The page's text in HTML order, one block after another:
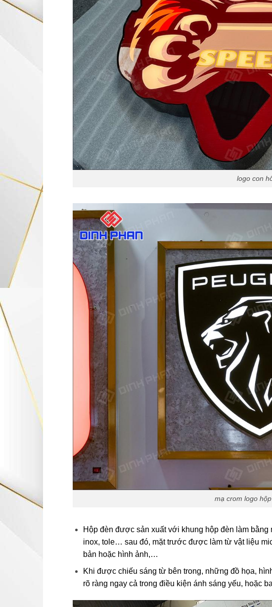
logo con
mạ crom logo
Hộp đèn được sản xuất với khung hộp đèn làm
inox, tole… sau đó, mặt trước được làm từ vật liệu
bản hoặc hình ảnh,…
Khi được chiếu sáng từ bên trong, những đồ họa,
rõ ràng ngay cả trong điều kiện ánh sáng yếu, hoặc